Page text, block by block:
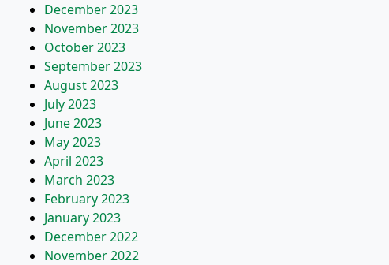
December 2023
November 2023
October 2023
September 2023
August 2023
July 2023
June 2023
May 2023
April 2023
March 2023
February 2023
January 2023
December 2022
November 2022